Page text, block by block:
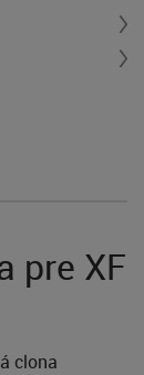
pre XF
clona